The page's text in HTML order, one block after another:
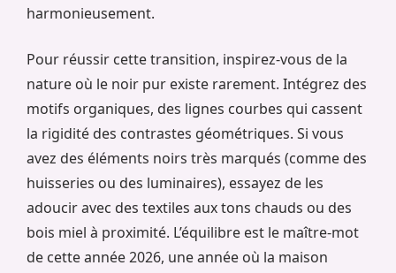
harmonieusement.
Pour réussir cette transition, inspirez-vous de la
nature où le noir pur existe rarement. Intégrez des
motifs organiques, des lignes courbes qui cassent
la rigidité des contrastes géométriques. Si vous
avez des éléments noirs très marqués (comme des
huisseries ou des luminaires), essayez de les
adoucir avec des textiles aux tons chauds ou des
bois miel à proximité. L’équilibre est le maître-mot
de cette année 2026, une année où la maison